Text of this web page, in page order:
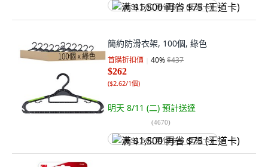
满 $1,500 再省 $75 (王道卡)
簡約防滑衣架, 100個, 綠色
首購折扣價 40%$437
$262
($2.62/1個)
明天 8/11 (二) 預計送達
(4670)
满 $1,500 再省 $75 (王道卡)